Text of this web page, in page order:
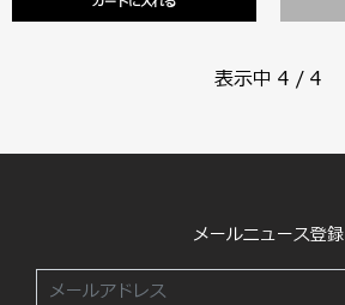
表示中 4 / 4
メールニュース登録